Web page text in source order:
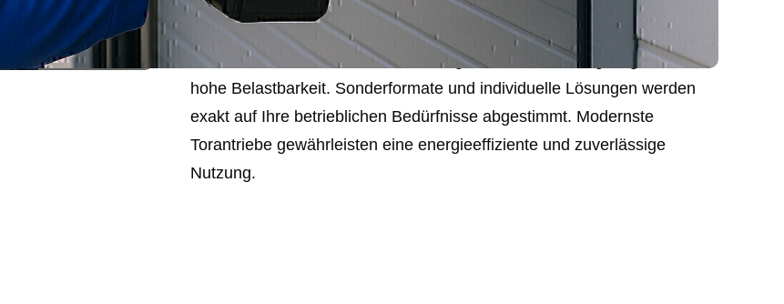
und sind UVV-geprüft. Durch den Einsatz von hochwertigen Materialien
wie Stahl- oder Aluminiumsektionen garantieren wir Langlebigkeit und
hohe Belastbarkeit. Sonderformate und individuelle Lösungen werden
exakt auf Ihre betrieblichen Bedürfnisse abgestimmt. Modernste
Torantriebe gewährleisten eine energieeffiziente und zuverlässige
Nutzung.